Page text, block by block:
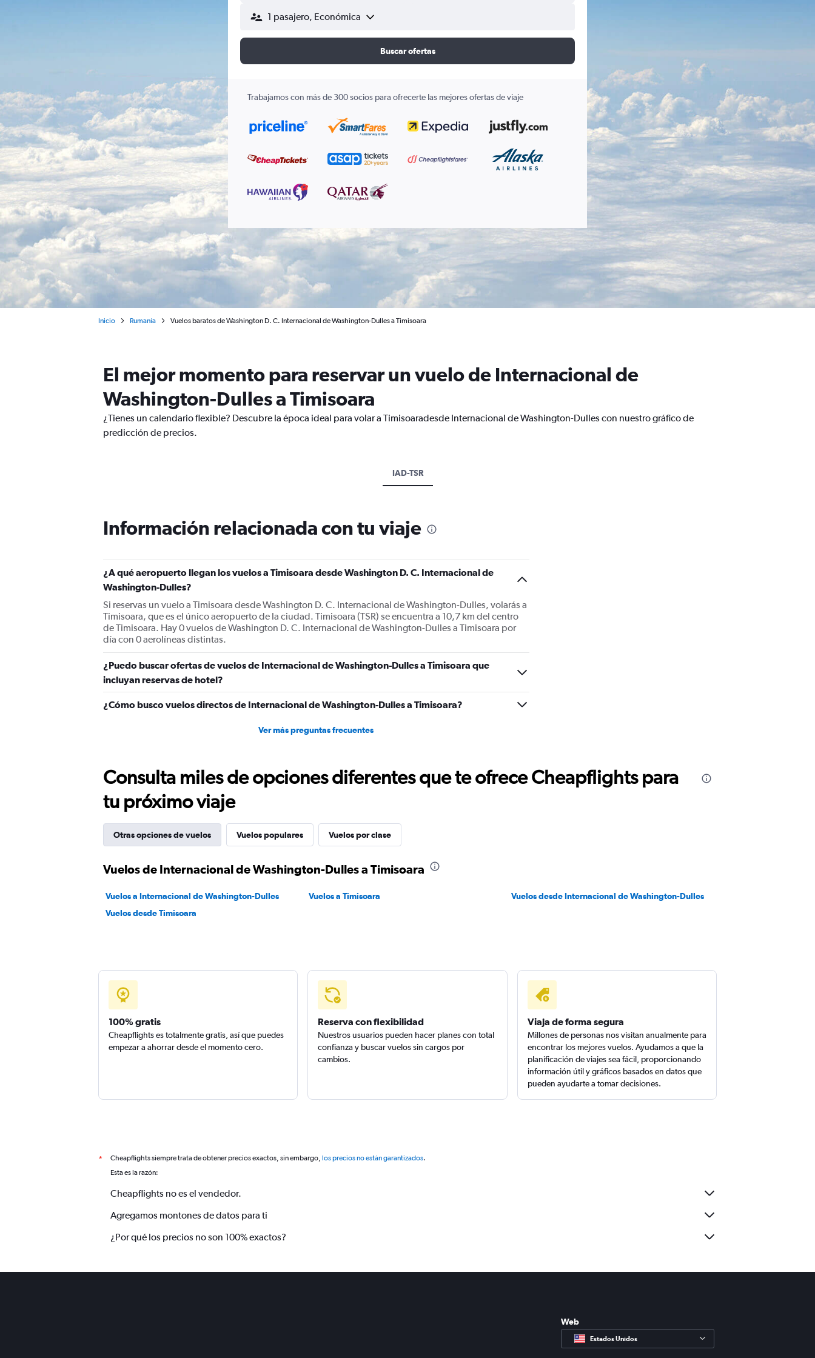
1 pasajero, Económica
Buscar ofertas
Trabajamos con más de 300 socios para ofrecerte las mejores ofertas de viaje
Inicio Rumanía Vuelos baratos de Washington D. C. Internacional de Washington-Dulles a Timisoara
El mejor momento para reservar un vuelo de Internacional de
Washington-Dulles a Timisoara
¿Tienes un calendario flexible? Descubre la época ideal para volar a Timisoaradesde Internacional de Washington-Dulles con nuestro gráfico de
predicción de precios.
IAD-TSR
Información relacionada con tu viaje
¿A qué aeropuerto llegan los vuelos a Timisoara desde Washington D. C. Internacional de
Washington-Dulles?
Si reservas un vuelo a Timisoara desde Washington D. C. Internacional de Washington-Dulles, volarás a
Timisoara, que es el único aeropuerto de la ciudad. Timisoara (TSR) se encuentra a 10,7 km del centro
de Timisoara. Hay 0 vuelos de Washington D. C. Internacional de Washington-Dulles a Timisoara por
día con 0 aerolíneas distintas.
¿Puedo buscar ofertas de vuelos de Internacional de Washington-Dulles a Timisoara que
incluyan reservas de hotel?
¿Cómo busco vuelos directos de Internacional de Washington-Dulles a Timisoara?
Ver más preguntas frecuentes
Consulta miles de opciones diferentes que te ofrece Cheapflights para
tu próximo viaje
Otras opciones de vuelos Vuelos populares Vuelos por clase
Vuelos de Internacional de Washington-Dulles a Timisoara
Vuelos a Internacional de Washington-Dulles Vuelos a Timisoara
Vuelos desde Internacional de Washington-Dulles
Vuelos desde Timisoara
100% gratis
Cheapflights es totalmente gratis, así que puedes
empezar a ahorrar desde el momento cero.
Reserva con flexibilidad
Nuestros usuarios pueden hacer planes con total
confianza y buscar vuelos sin cargos por
cambios.
Viaja de forma segura
Millones de personas nos visitan anualmente para
encontrar los mejores vuelos. Ayudamos a que la
planificación de viajes sea fácil, proporcionando
información útil y gráficos basados en datos que
pueden ayudarte a tomar decisiones.
* Cheapflights siempre trata de obtener precios exactos, sin embargo, los precios no están garantizados.
Esta es la razón:
Cheapflights no es el vendedor.
Agregamos montones de datos para ti
¿Por qué los precios no son 100% exactos?
Web
Estados Unidos